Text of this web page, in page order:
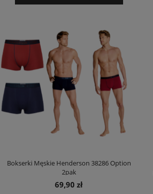
Bokserki Męskie Henderson 38286 Option
2pak
69,90 zł